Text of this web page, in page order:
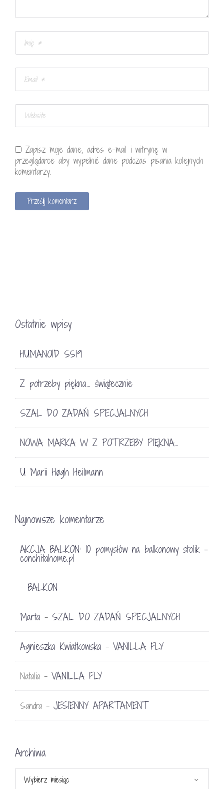
Zapisz moje dane, adres e-mail i witrynę w
przeglądarce aby wypełnić dane podczas pisania kolejnych
komentarzy.
Ostatnie wpisy
HUMANOID SS19
Z potrzeby piękna… świątecznie
SZAL DO ZADAŃ SPECJALNYCH
NOWA MARKA W Z POTRZEBY PIĘKNA…
U Marii Høgh Heilmann
Najnowsze komentarze
AKCJA BALKON: 10 pomysłów na balkonowy stolik -
conchitahome.pl
- BALKON
Marta - SZAL DO ZADAŃ SPECJALNYCH
Agnieszka Kwiatkowska - VANILLA FLY
Natalia - VANILLA FLY
Sandra - JESIENNY APARTAMENT
Archiwa